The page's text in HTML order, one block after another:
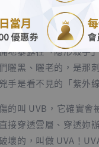
了點化妝水就匆匆出門
真的是這樣出門的，
地暴露在「隱形殺手
曬黑、曬老的，是那
手是看不見的「紫外
的叫 UVB，它確實會
接穿透雲層、穿透妳
壞的，叫做 UVA！